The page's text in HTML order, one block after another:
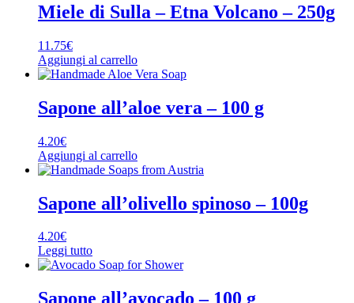
Miele di Sulla – Etna Volcano – 250g
11.75€
Aggiungi al carrello
Sapone all’aloe vera – 100 g
4.20€
Aggiungi al carrello
Sapone all’olivello spinoso – 100g
4.20€
Leggi tutto
Sapone all’avocado – 100 g